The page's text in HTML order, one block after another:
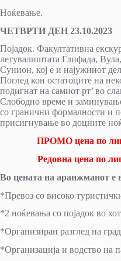
Ноќевање.
ЧЕТВРТИ ДЕН 23.10.2023
Појадок. Факултативна
летувалиштата Глифада,
Сунион, кој е и најужниот
Поглед кон остатоците на
подигнат на самиот рт’ во
Слободно време и
со гранични формалности и
присигнување во доцните
ПРОМО цена по
Редовна цена по
Во цената на аранжманот е
*Превоз со високо
*2 ноќевања со појадок во
*Организиран разглед на
*Организација и водство на